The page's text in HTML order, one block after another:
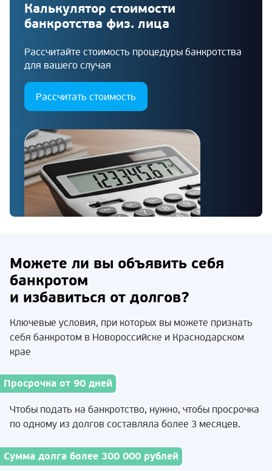
Калькулятор стоимости
банкротства физ. лица
Рассчитайте стоимость процедуры банкротства
для вашего случая
Рассчитать стоимость
Можете ли вы объявить себя
банкротом
и избавиться от долгов?
Ключевые условия, при которых вы можете признать
себя банкротом в Новороссийске и Краснодарском
крае
Просрочка от 90 дней
Чтобы подать на банкротство, нужно, чтобы просрочка
по одному из долгов составляла более 3 месяцев.
Сумма долга более 300 000 рублей